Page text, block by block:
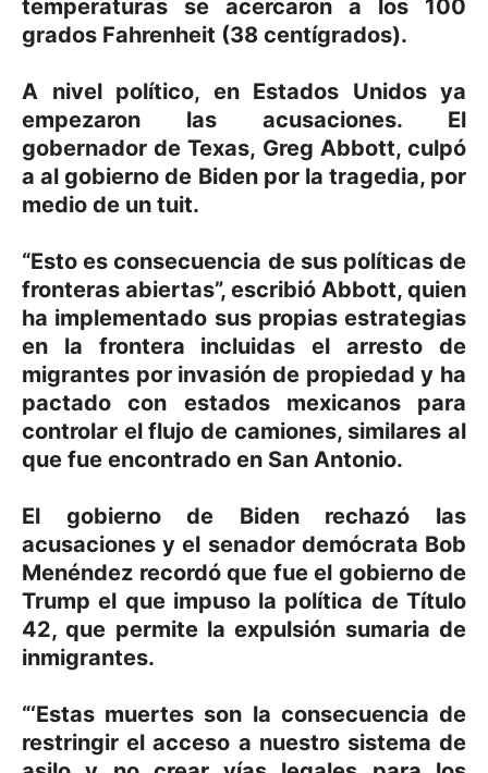
temperaturas se acercaron a los 100
grados Fahrenheit (38 centígrados).
A nivel político, en Estados Unidos ya
empezaron las acusaciones. El
gobernador de Texas, Greg Abbott, culpó
a al gobierno de Biden por la tragedia, por
medio de un tuit.
“Esto es consecuencia de sus políticas de
fronteras abiertas”, escribió Abbott, quien
ha implementado sus propias estrategias
en la frontera incluidas el arresto de
migrantes por invasión de propiedad y ha
pactado con estados mexicanos para
controlar el flujo de camiones, similares al
que fue encontrado en San Antonio.
El gobierno de Biden rechazó las
acusaciones y el senador demócrata Bob
Menéndez recordó que fue el gobierno de
Trump el que impuso la política de Título
42, que permite la expulsión sumaria de
inmigrantes.
“‘Estas muertes son la consecuencia de
restringir el acceso a nuestro sistema de